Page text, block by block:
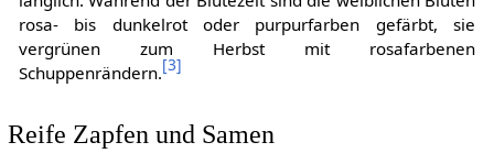
rosa- bis dunkelrot oder purpurfarben gefärbt, sie
vergrünen zum Herbst mit rosafarbenen
Schuppenrändern.[3]
Reife Zapfen und Samen